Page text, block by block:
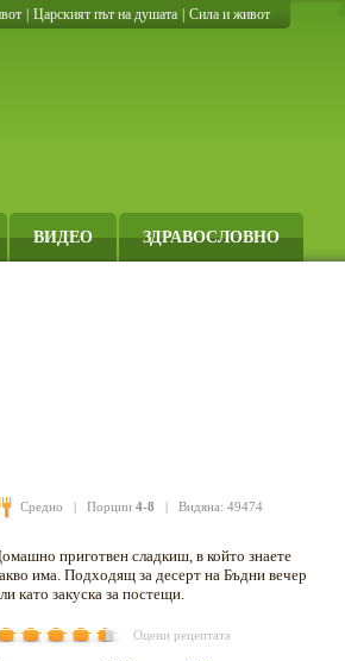
Царският път на душата Сила и живот
ВИДЕО ЗДРАВОСЛОВНО
Средно | Порции 4-8 | Видяна: 49474
приготвен сладкиш, в който знаете
има. Подходящ за десерт на Бъдни вечер
като закуска за постещи.
Оцени рецептата